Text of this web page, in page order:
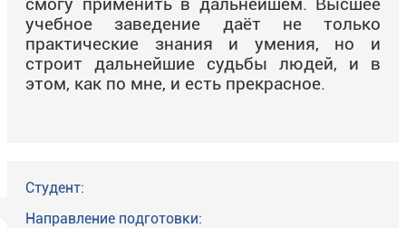
смогу применить в дальнейшем. Высшее
учебное заведение даёт не только
практические знания и умения, но и
строит дальнейшие судьбы людей, и в
этом, как по мне, и есть прекрасное.
Студент:
Направление подготовки: